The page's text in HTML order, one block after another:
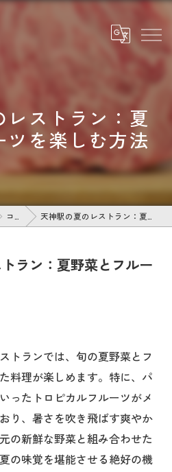
レストラン：夏
ツを楽しむ方法
コラム 天神駅の夏のレストラン：夏野菜とフルーツを楽しむ方法
ラン：夏野菜とフルー
トランでは、旬の夏野菜とフ
料理が楽しめます。特に、パ
ったトロピカルフルーツがメ
り、暑さを吹き飛ばす爽やか
の新鮮な野菜と組み合わせた
の味覚を堪能させる絶好の機